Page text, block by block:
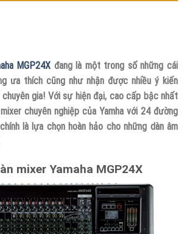
MGP24X đang là một trong số những cái
ưa thích cũng như nhận được nhiều ý kiến
gia! Với sự hiện đại, cao cấp bậc nhất
chuyên nghiệp của Yamha với 24 đường
là lựa chọn hoàn hảo cho những dàn âm
mixer Yamaha MGP24X